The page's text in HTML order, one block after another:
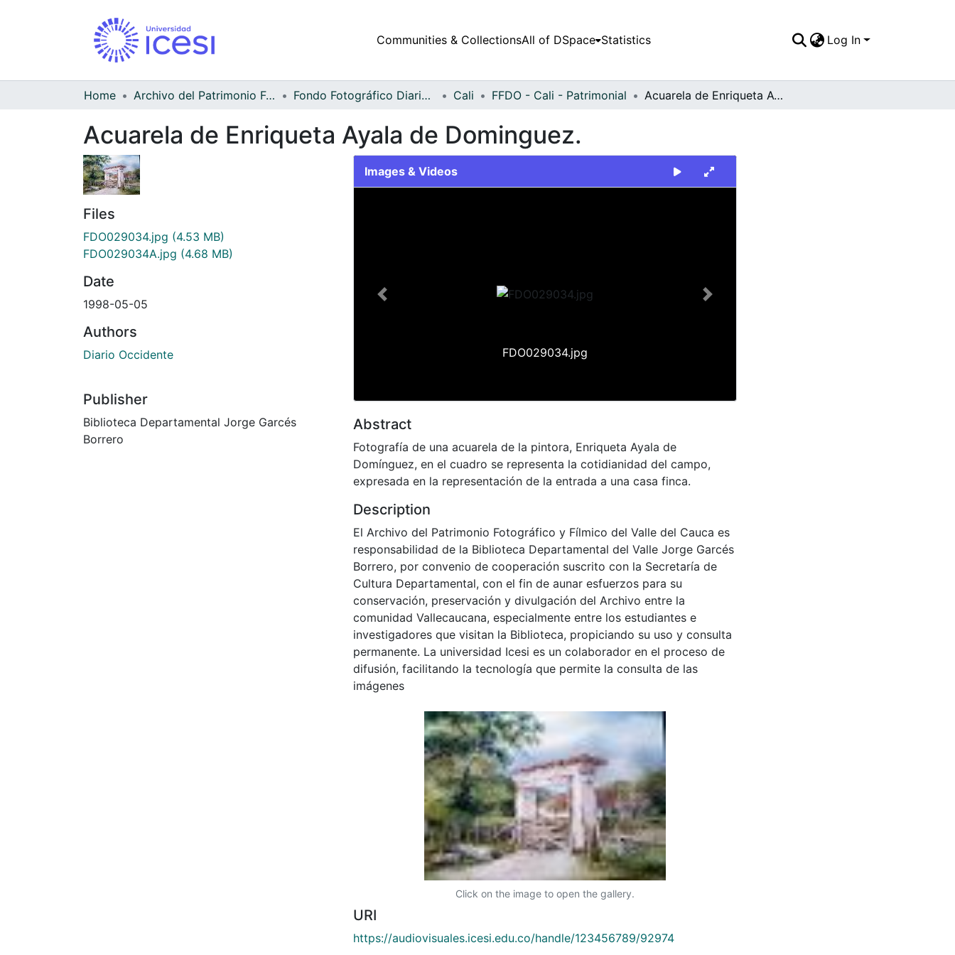
Communities & CollectionsAll of DSpace Statistics Log In
Home Archivo del Patrimonio Fotográfico y Fílmico del Valle del Cauca Fondo Fotográfico Diario Occidente Cali FFDO - Cali - Patrimonial Acuarela de Enriqueta Ayala de Dominguez.
Acuarela de Enriqueta Ayala de Dominguez.
Files
FDO029034.jpg (4.53 MB)
FDO029034A.jpg (4.68 MB)
Date
1998-05-05
Authors
Diario Occidente
Publisher
Biblioteca Departamental Jorge Garcés
Borrero
Images & Videos
FDO029034.jpg
Previous Next
Abstract
Fotografía de una acuarela de la pintora, Enriqueta Ayala de
Domínguez, en el cuadro se representa la cotidianidad del campo,
expresada en la representación de la entrada a una casa finca.
Description
El Archivo del Patrimonio Fotográfico y Fílmico del Valle del Cauca es
responsabilidad de la Biblioteca Departamental del Valle Jorge Garcés
Borrero, por convenio de cooperación suscrito con la Secretaría de
Cultura Departamental, con el fin de aunar esfuerzos para su
conservación, preservación y divulgación del Archivo entre la
comunidad Vallecaucana, especialmente entre los estudiantes e
investigadores que visitan la Biblioteca, propiciando su uso y consulta
permanente. La universidad Icesi es un colaborador en el proceso de
difusión, facilitando la tecnología que permite la consulta de las
imágenes
Click on the image to open the gallery.
URI
https://audiovisuales.icesi.edu.co/handle/123456789/92974